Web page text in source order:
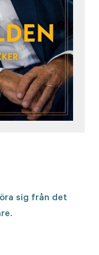
sig från det